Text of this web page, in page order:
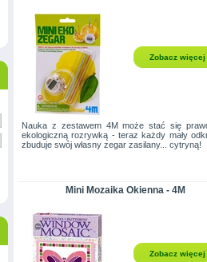
Zobacz więcej
Nauka z zestawem 4M może stać się
ekologiczną rozrywką - teraz każdy mały
zbuduje swój własny zegar zasilany... cytryną!
Mini Mozaika Okienna - 4M
Zobacz więcej